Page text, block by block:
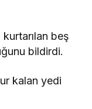
beş
bildirdi.